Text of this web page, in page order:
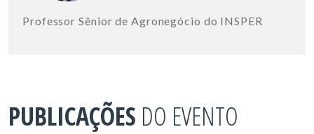
Professor Sênior de Agronegócio do INSPER
PUBLICAÇÕES DO EVENTO